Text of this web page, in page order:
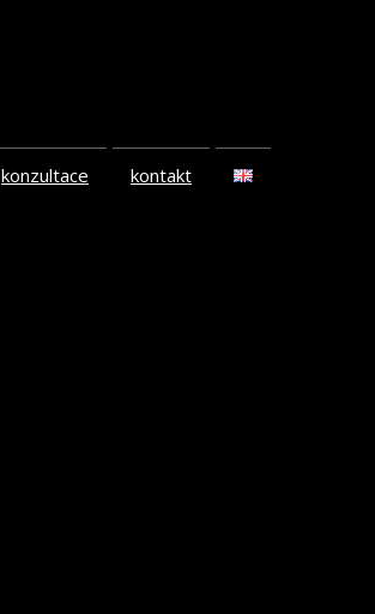
konzultace kontakt